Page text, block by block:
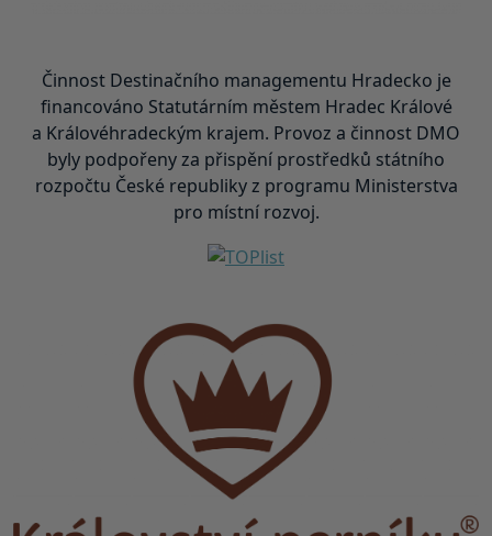
Činnost Destinačního managementu Hradecko je
financováno Statutárním městem Hradec Králové
a Královéhradeckým krajem. Provoz a činnost DMO
byly podpořeny za přispění prostředků státního
rozpočtu České republiky z programu Ministerstva
pro místní rozvoj.